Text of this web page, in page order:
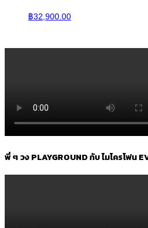
฿32,900.00
พี่ ๆ วง PLAYGROUND กับ ไมโครโฟน